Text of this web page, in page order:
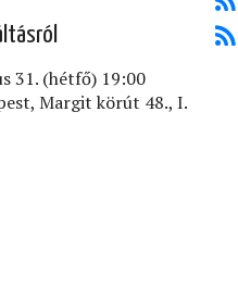
31. (hétfő) 19:00
Margit körút 48., I.